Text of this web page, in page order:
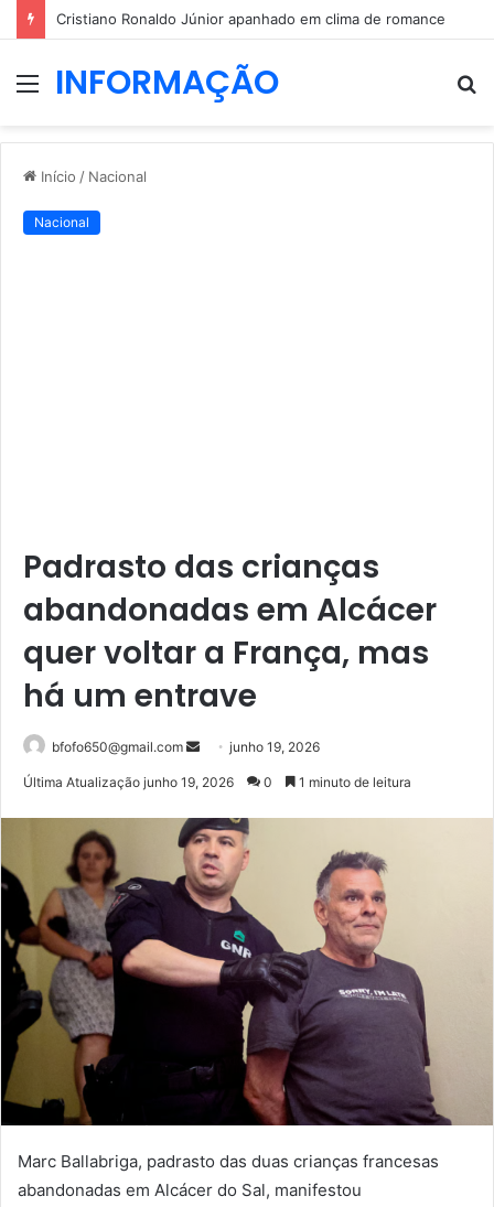
Cristiano Ronaldo Júnior apanhado em clima de romance
MenuINFORMAÇÃO
Início / Nacional
Nacional
Padrasto das crianças
abandonadas em Alcácer
quer voltar a França, mas
há um entrave
bfofo650@gmail.com
Mande
mail
junho 19, 2026
Última Atualização junho 19, 2026 0 1 minuto de leitura
Marc Ballabriga, padrasto das duas crianças francesas
abandonadas em Alcácer do Sal, manifestou